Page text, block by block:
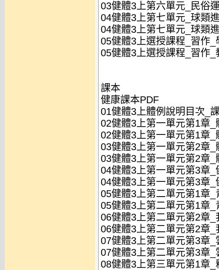
03健體3上第六單元_民俗
04健體3上第七單元_球類
04健體3上第七單元_球類
05健體3上選授課程_習作_
05健體3上選授課程_習作_
課本
健康課本PDF
01健體3上體例說明目次_
02健體3上第一單元第1章
02健體3上第一單元第1章
03健體3上第一單元第2章
03健體3上第一單元第2章
04健體3上第一單元第3章
04健體3上第一單元第3章
05健體3上第二單元第1章
05健體3上第二單元第1章
06健體3上第二單元第2章
06健體3上第二單元第2章
07健體3上第二單元第3章
07健體3上第二單元第3章
08健體3上第三單元第1章